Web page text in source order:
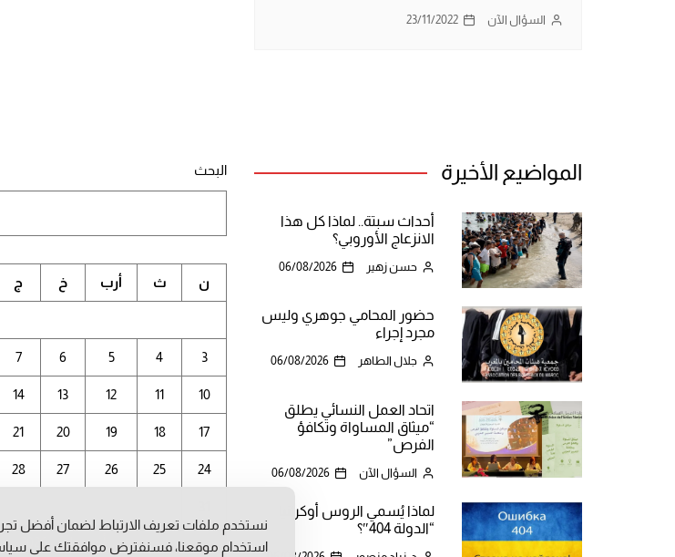
السؤال الآن 23/11/2022
المواضيع الأخيرة
أحداث سبتة.. لماذا كل هذا
الانزعاج الأوروبي؟
حسن زهير 06/08/2026
حضور المحامي جوهري وليس
مجرد إجراء
جلال الطاهر 06/08/2026
اتحاد العمل النسائي يطلق
“ميثاق المساواة وتكافؤ
الفرص”
السؤال الآن 06/08/2026
لماذا يُسمي الروس أوكرانيا
“الدولة 404″؟
البحث
أغسطس 2026
ن ث أرب خ ج
3
4
5
6
7
10
11
12
13
14
17
18
19
20
21
24
25
26
27
28
نستخدم ملفات تعريف الارتباط لضمان أفضل
استخدام موقعنا، فسنفترض موافقتك على